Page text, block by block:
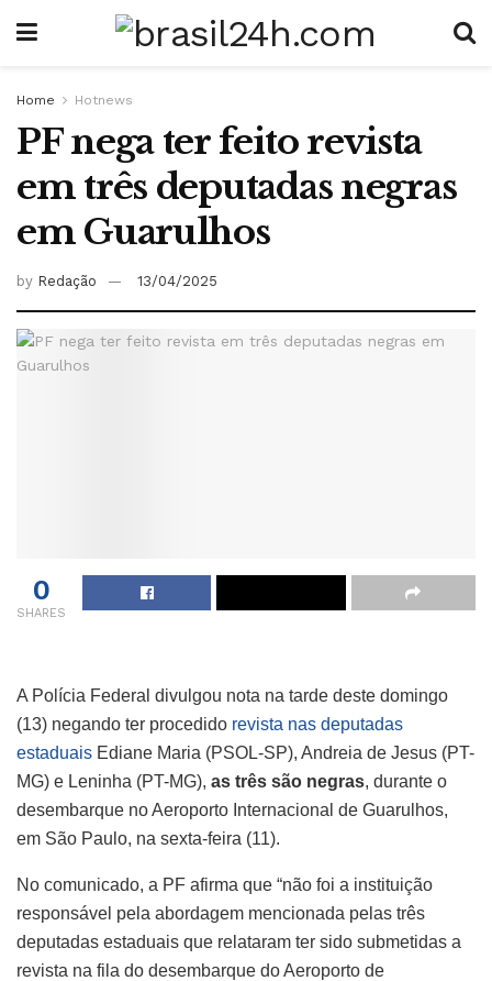
Home Hotnews
PF nega ter feito revista
em três deputadas negras
em Guarulhos
by Redação 13/04/2025
0
SHARES
A Polícia Federal divulgou nota na tarde deste domingo
(13) negando ter procedido revista nas deputadas
estaduais Ediane Maria (PSOL-SP), Andreia de Jesus (PT-
MG) e Leninha (PT-MG), as três são negras, durante o
desembarque no Aeroporto Internacional de Guarulhos,
em São Paulo, na sexta-feira (11).
No comunicado, a PF afirma que “não foi a instituição
responsável pela abordagem mencionada pelas três
deputadas estaduais que relataram ter sido submetidas a
revista na fila do desembarque do Aeroporto de